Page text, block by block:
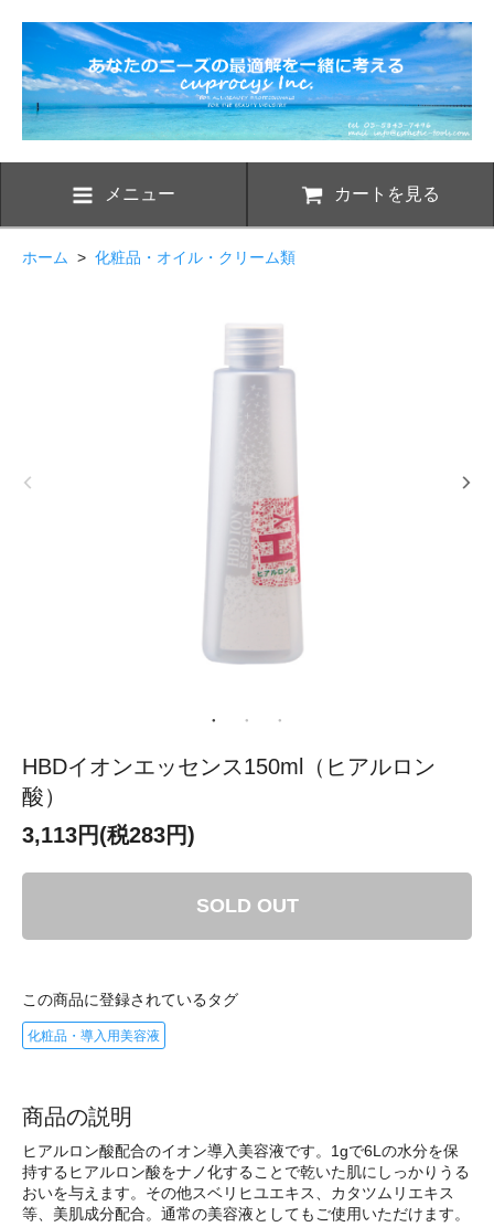
メニュー カートを見る
ホーム > 化粧品・オイル・クリーム類
HBDイオンエッセンス150ml（ヒアルロン
酸）
3,113円(税283円)
SOLD OUT
この商品に登録されているタグ
化粧品・導入用美容液
商品の説明
ヒアルロン酸配合のイオン導入美容液です。1gで6Lの水分を保
持するヒアルロン酸をナノ化することで乾いた肌にしっかりうる
おいを与えます。その他スベリヒユエキス、カタツムリエキス
等、美肌成分配合。通常の美容液としてもご使用いただけます。